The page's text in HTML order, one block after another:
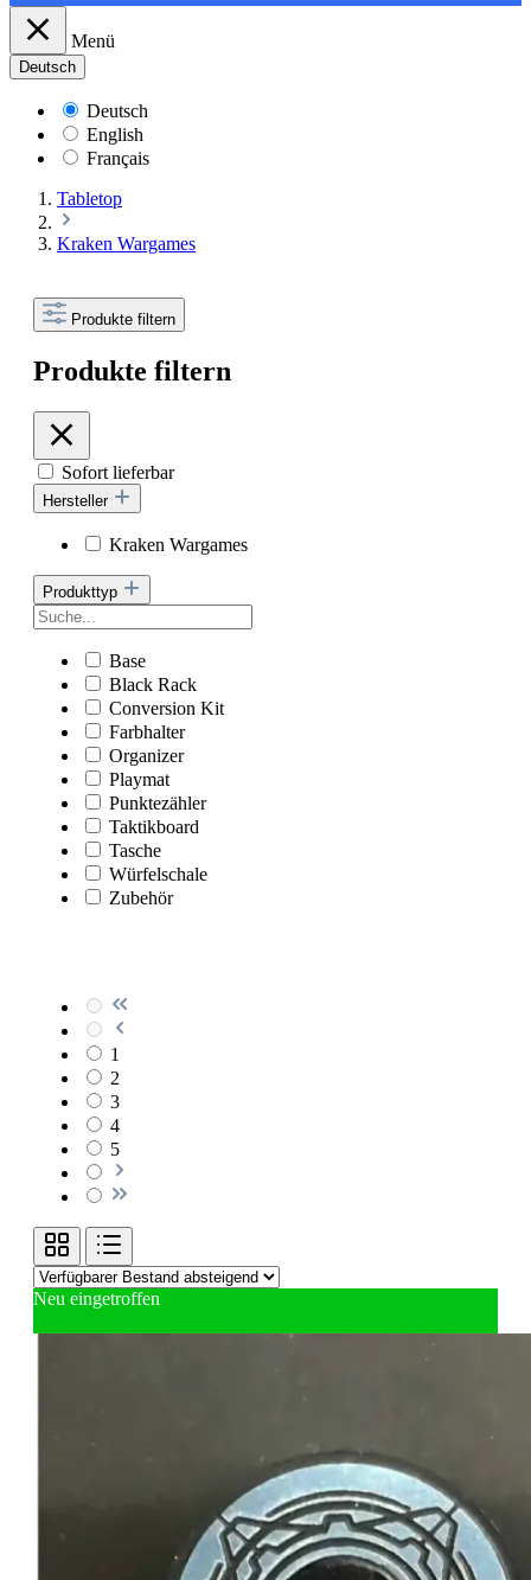
Menü
Deutsch
Deutsch
English
Français
Tabletop
Kraken Wargames
Produkte filtern
Produkte filtern
Sofort lieferbar
Hersteller
Kraken Wargames
Produkttyp
Base
Black Rack
Conversion Kit
Farbhalter
Organizer
Playmat
Punktezähler
Taktikboard
Tasche
Würfelschale
Zubehör
1
2
3
4
5
Neu eingetroffen